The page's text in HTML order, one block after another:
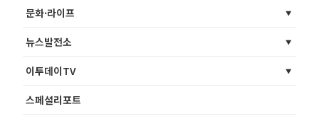
문화·라이프
뉴스발전소
이투데이TV
스페셜리포트